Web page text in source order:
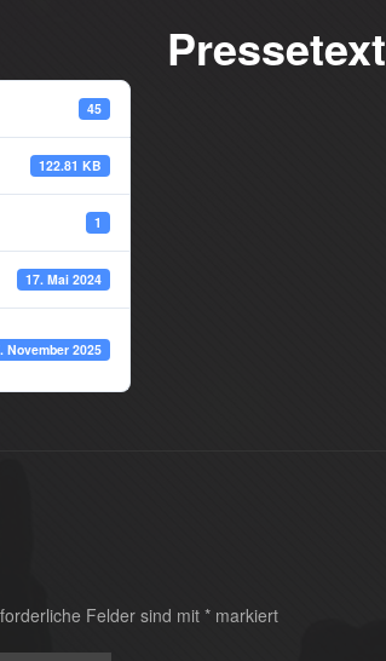
45
122.81 KB
1
17. Mai 2024
November 2025
Pressetext
Felder sind mit* markiert